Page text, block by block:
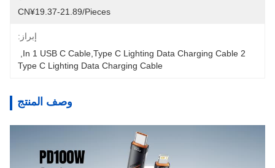
CN¥19.37-21.89/pieces
إبراز:
2 In 1 USB C Cable,Type C Lighting Data Charging Cable
Type C Lighting Data Charging Cable
وصف المنتج